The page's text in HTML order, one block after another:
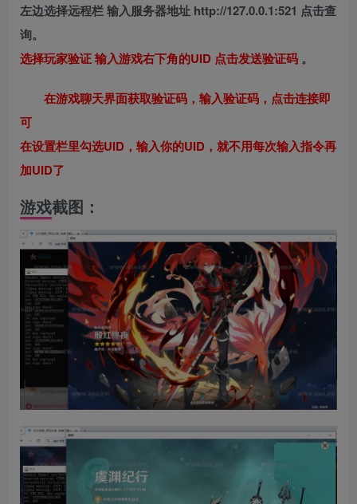
左边选择远程栏 输入服务器地址 http://127.0.0.1:521 点击查
询。
选择玩家验证 输入游戏右下角的UID 点击发送验证码 。
在游戏聊天界面获取验证码，输入验证码，点击连接即
可
在设置栏里勾选UID，输入你的UID，就不用每次输入指令再
加UID了
游戏截图：